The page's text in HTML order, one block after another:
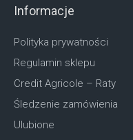
Informacje
Polityka prywatności
Regulamin sklepu
Credit Agricole – Raty
Śledzenie zamówienia
Ulubione